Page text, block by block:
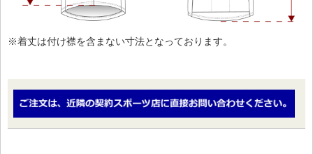
※着丈は付け襟を含まない寸法となっております。